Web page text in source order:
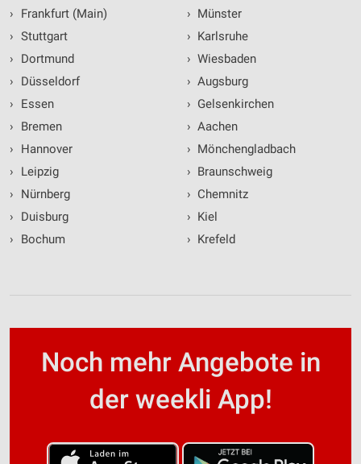
›
Frankfurt (Main)
› Stuttgart
›
Dortmund
›
Düsseldorf
›
Essen
›
Bremen
›
Hannover
›
Leipzig
›
Nürnberg
›
Duisburg
›
Bochum
› Münster
› Karlsruhe
› Wiesbaden
› Augsburg
› Gelsenkirchen
› Aachen
› Mönchengladbach
› Braunschweig
› Chemnitz
› Kiel
› Krefeld
Noch mehr Angebote in
der weekli App!